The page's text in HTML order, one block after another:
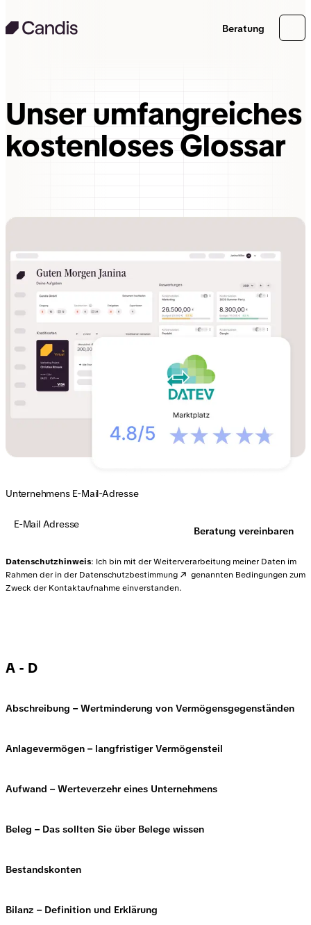
Beratung
Unser umfangreiches
kostenloses Glossar
Unternehmens E-Mail-Adresse
Beratung vereinbaren
Datenschutzhinweis: Ich bin mit der Weiterverarbeitung meiner Daten im
Rahmen der in der Datenschutzbestimmung
genannten Bedingungen zum
Zweck der Kontaktaufnahme einverstanden.
A - D
Abschreibung – Wertminderung von Vermögensgegenständen
Anlagevermögen – langfristiger Vermögensteil
Aufwand – Werteverzehr eines Unternehmens
Beleg – Das sollten Sie über Belege wissen
Bestandskonten
Bilanz – Definition und Erklärung